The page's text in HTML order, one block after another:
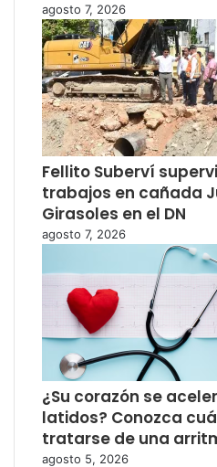
agosto 7, 2026
Fellito Suberví
trabajos en cañada
Girasoles en el DN
agosto 7, 2026
¿Su corazón se
latidos? Conozca
tratarse de una
agosto 5, 2026